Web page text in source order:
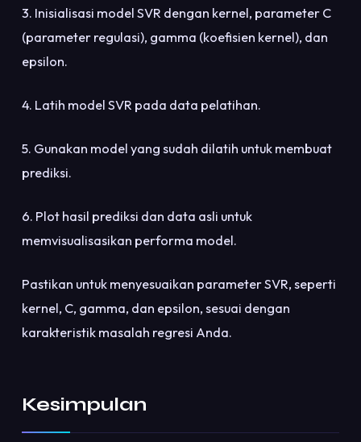
3. Inisialisasi model SVR dengan kernel, parameter C
(parameter regulasi), gamma (koefisien kernel), dan
epsilon.
4. Latih model SVR pada data pelatihan.
5. Gunakan model yang sudah dilatih untuk membuat
prediksi.
6. Plot hasil prediksi dan data asli untuk
memvisualisasikan performa model.
Pastikan untuk menyesuaikan parameter SVR, seperti
kernel, C, gamma, dan epsilon, sesuai dengan
karakteristik masalah regresi Anda.
Kesimpulan